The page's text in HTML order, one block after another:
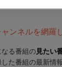
ンネルを網羅
なる番組の 見たい
した番組の最新情